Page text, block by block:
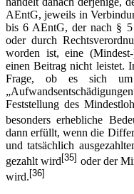
AEntG, jeweils in
bis 6 AEntG, der nach §
oder durch
worden ist, eine
einen Beitrag nicht leistet.
Frage, ob es sich um
Feststellung des
besonders erhebliche
dann erfüllt, wenn die
und tatsächlich
gezahlt wird [35] oder der
wird. [36]